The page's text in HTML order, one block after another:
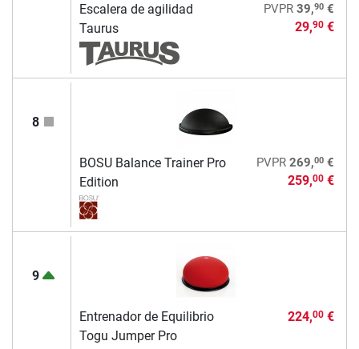
Escalera de agilidad
Taurus
PVPR 39,90€
29,90€
8
BOSU Balance Trainer Pro
Edition
PVPR 269,00€
259,00€
9
Entrenador de Equilibrio
Togu Jumper Pro
224,00€